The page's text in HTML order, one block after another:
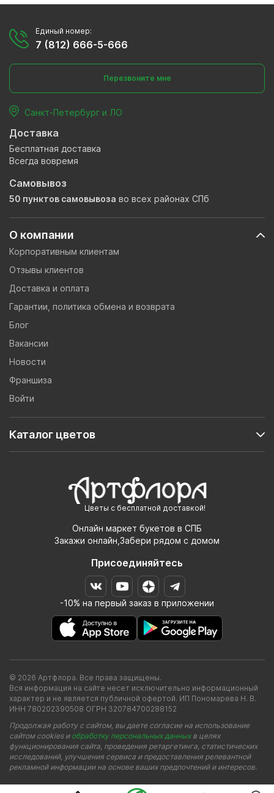
Цветы с бесплатной доставкой!
Онлайн маркет букетов в СПБ
Закажи онлайн,Забери рядом с домом
Присоединяйтесь
-10% на первый заказ в приложении
О компании
Корпоративным клиентам
Отзывы клиентов
Доставка и оплата
Гарантии, политика обмена и возврата
Блог
Вакансии
Новости
Франшиза
Войти
Каталог цветов
Единый номер:
7 (812) 666-5-666
Перезвоните мне
Санкт-Петербург и ЛО
Доставка
Бесплатная доставка
Всегда вовремя
Самовывоз
50 пунктов самовывоза во всех районах СПб
© 2026 Артфлора. Все права защищены.
Вся информация на сайте несет исключительно информационный
характер и не является публичной офертой. ИП Пономарева Н. В.
ИНН 780202390508 ОГРН 320784700288152
Продолжая работу с сайтом, вы даете согласие на использование
сайтом cookies и обработку персональных данныхв целях
функционирования сайта, проведения ретаргетинга, статистических
исследований, улучшения сервиса и предоставления релевантной
рекламной информации на основе ваших предпочтений и интересов.